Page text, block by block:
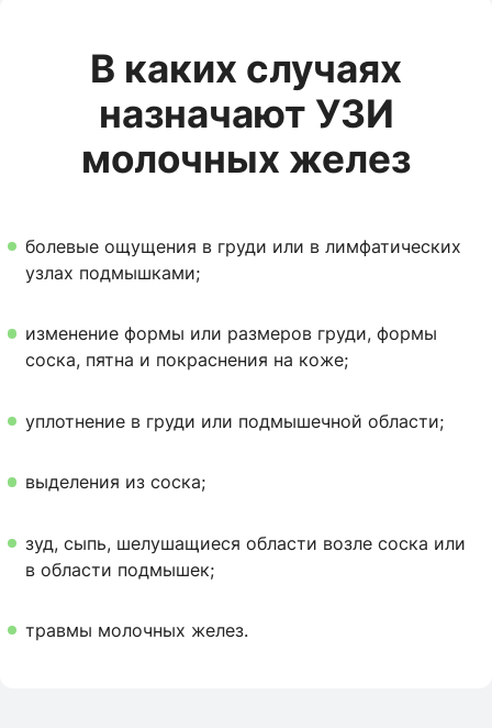
В каких случаях
назначают УЗИ
молочных желез
болевые ощущения в груди или в лимфатических
узлах подмышками;
изменение формы или размеров груди, формы
соска, пятна и покраснения на коже;
уплотнение в груди или подмышечной области;
выделения из соска;
зуд, сыпь, шелушащиеся области возле соска или
в области подмышек;
травмы молочных желез.